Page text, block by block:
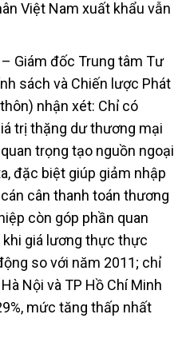
Việt Nam xuất khẩu vẫn
Giám đốc Trung tâm Tư
sách và Chiến lược Phát
nhận xét: Chỉ có
trị thặng dư thương mại
trọng tạo nguồn ngoại
đặc biệt giúp giảm nhập
cân thanh toán thương
còn góp phần quan
giá lương thực thực
so với năm 2011; chỉ
Nội và TP Hồ Chí Minh
mức tăng thấp nhất